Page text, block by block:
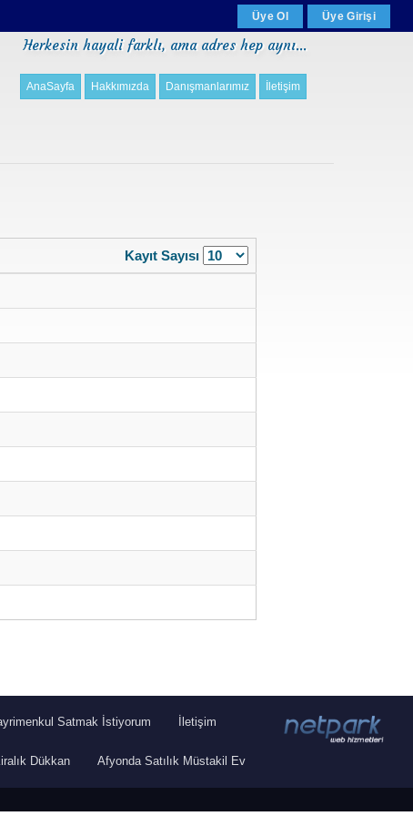
Üye Ol Üye Girişi
Herkesin hayali farklı, ama adres hep aynı...
AnaSayfa Hakkımızda Danışmanlarımız İletişim
Kayıt Sayısı
Satmak İstiyorum İletişim
Dükkan Afyonda Satılık Müstakil Ev